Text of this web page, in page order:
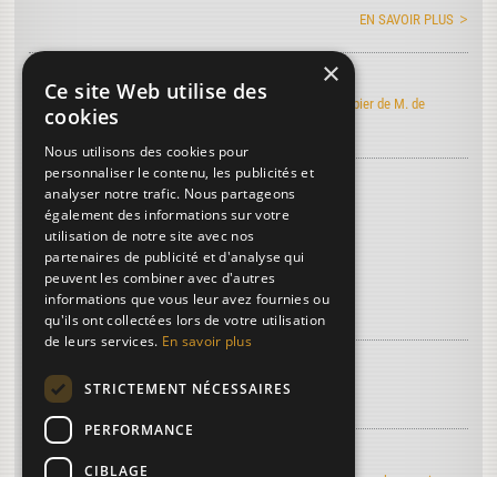
EN SAVOIR PLUS
Art de faire le papier
Découvrez l'édition électronique de l'Art de faire le papier de M. de
Lalande
Découvrez le vocabulaire du papier...
Blanchets
Blancheur du papier
Calendre
Plus de termes...
La troisième dimension
Regards d'artistes...
×
Ce site Web utilise des
cookies
Nous utilisons des cookies pour
personnaliser le contenu, les publicités et
analyser notre trafic. Nous partageons
également des informations sur votre
utilisation de notre site avec nos
partenaires de publicité et d'analyse qui
peuvent les combiner avec d'autres
informations que vous leur avez fournies ou
qu'ils ont collectées lors de votre utilisation
de leurs services. En savoir plus
STRICTEMENT NÉCESSAIRES
PERFORMANCE
CIBLAGE